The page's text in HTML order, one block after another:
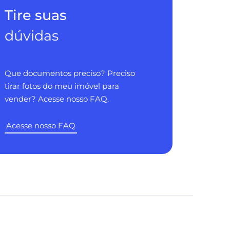
Tire suas
dúvidas
Que documentos preciso? Preciso
tirar fotos do meu imóvel para
vender? Acesse nosso FAQ.
Acesse nosso FAQ